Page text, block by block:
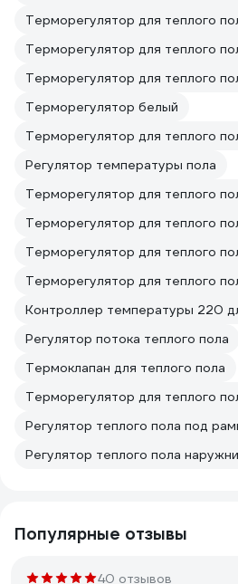
Терморегулятор для теплого
Терморегулятор белый
Терморегулятор для теплого
Регулятор температуры пола
Терморегулятор для теплого
Терморегулятор для теплого
Терморегулятор для теплого
Терморегулятор для теплого
Контроллер температуры 220
Регулятор потока теплого пола
Термоклапан для теплого пола
Терморегулятор для теплого
Регулятор теплого пола под
Регулятор теплого пола
Популярные отзывы
40 отзывов